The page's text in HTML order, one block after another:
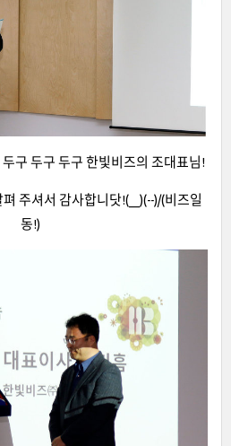
구 두구 두구 한빛비즈의 조대표님!
주셔서 감사합니닷!(__)(--)/(비즈일
동!)